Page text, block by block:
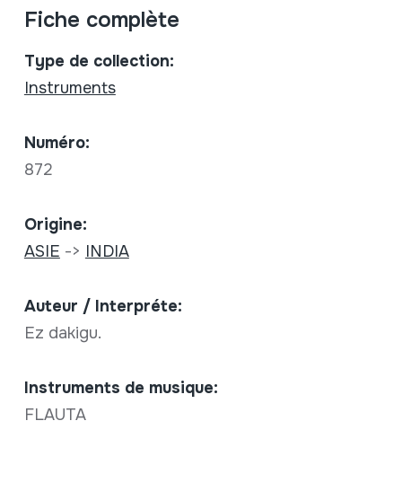
Fiche complète
Type de collection:
Instruments
Numéro:
872
Origine:
ASIE -> INDIA
Auteur / Interpréte:
Ez dakigu.
Instruments de musique:
FLAUTA